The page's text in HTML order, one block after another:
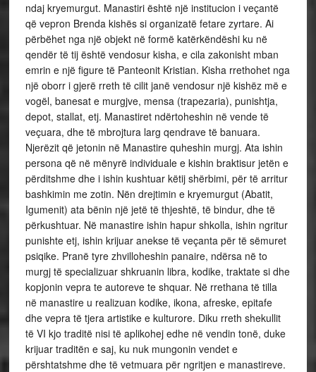
ndaj kryemurgut. Manastiri është një institucion i veçantë
që vepron Brenda kishës si organizatë fetare zyrtare. Ai
përbëhet nga një objekt në formë katërkëndëshi ku në
qendër të tij është vendosur kisha, e cila zakonisht mban
emrin e një figure të Panteonit Kristian. Kisha rrethohet nga
një oborr i gjerë rreth të cilit janë vendosur një kishëz më e
vogël, banesat e murgjve, mensa (trapezaria), punishtja,
depot, stallat, etj. Manastiret ndërtoheshin në vende të
veçuara, dhe të mbrojtura larg qendrave të banuara.
Njerëzit që jetonin në Manastire quheshin murgj. Ata ishin
persona që në mënyrë individuale e kishin braktisur jetën e
përditshme dhe i ishin kushtuar këtij shërbimi, për të arritur
bashkimin me zotin. Nën drejtimin e kryemurgut (Abatit,
Igumenit) ata bënin një jetë të thjeshtë, të bindur, dhe të
përkushtuar. Në manastire ishin hapur shkolla, ishin ngritur
punishte etj, ishin krijuar anekse të veçanta për të sëmuret
psiqike. Pranë tyre zhvilloheshin panaire, ndërsa në to
murgj të specializuar shkruanin libra, kodike, traktate si dhe
kopjonin vepra te autoreve te shquar. Në rrethana të tilla
në manastire u realizuan kodike, ikona, afreske, epitafe
dhe vepra të tjera artistike e kulturore. Diku rreth shekullit
të VI kjo traditë nisi të aplikohej edhe në vendin tonë, duke
krijuar traditën e saj, ku nuk mungonin vendet e
përshtatshme dhe të vetmuara për ngritjen e manastireve.